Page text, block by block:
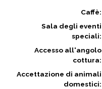
Caffè:
Sala degli eventi
speciali:
Accesso all'angolo
cottura:
Accettazione di animali
domestici: